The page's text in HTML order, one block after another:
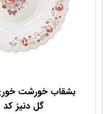
بشقاب خورشت
گل دنیز کد 230